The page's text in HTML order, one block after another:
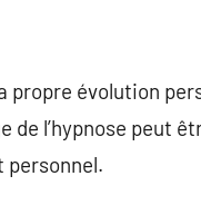
propre évolution
de l’hypnose peut
personnel.